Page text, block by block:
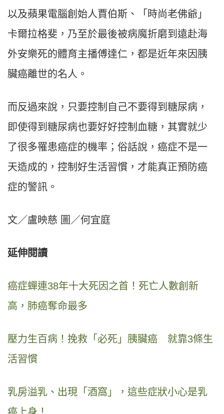
以及蘋果電腦創始人賈伯斯、「時尚老佛爺」
卡爾拉格斐，乃至於最後被病魔折磨到遠赴海
外安樂死的體育主播傅達仁，都是近年來因胰
臟癌離世的名人。
而反過來說，只要控制自己不要得到糖尿病，
即使得到糖尿病也要好好控制血糖，其實就少
了很多罹患癌症的機率；俗話說，癌症不是一
天造成的，控制好生活習慣，才能真正預防癌
症的警訊。
文／盧映慈 圖／何宜庭
延伸閱讀
癌症蟬連38年十大死因之首！死亡人數創新
高，肺癌奪命最多
壓力生百病！挽救「必死」胰臟癌 就靠3條生
活習慣
乳房溢乳、出現「酒窩」，這些症狀小心是乳